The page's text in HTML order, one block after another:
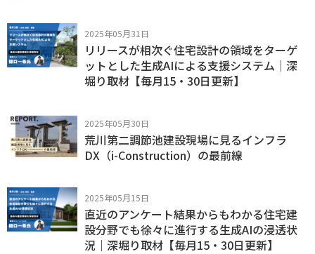
2025年05月31日
リリースが相次ぐ住宅設計の領域をターゲ
ットとした生成AIによる支援システム｜深
堀り取材【毎月15・30日更新】
2025年05月30日
荒川第二調節池建設現場に見るインフラ
DX（i-Construction）の最前線
2025年05月15日
直近のアンケート結果からもわかる住宅建
設分野でも徐々に進行する生成AIの浸透状
況｜深堀り取材【毎月15・30日更新】